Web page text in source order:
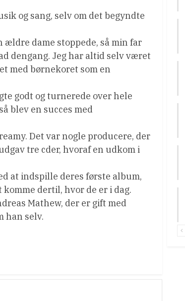
og sang, selv om det begyndte
dame stoppede, så min far
dengang. Jeg har altid selv været
med børnekoret som en
godt og turnerede over hele
blev en succes med
Det var nogle producere, der
tre cder, hvoraf en udkom i
at indspille deres første album,
dertil, hvor de er i dag.
Mathew, der er gift med
han selv.